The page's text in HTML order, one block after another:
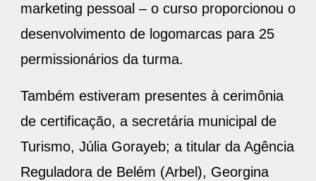
marketing pessoal – o curso proporcionou o
desenvolvimento de logomarcas para 25
permissionários da turma.
Também estiveram presentes à cerimônia
de certificação, a secretária municipal de
Turismo, Júlia Gorayeb; a titular da Agência
Reguladora de Belém (Arbel), Georgina